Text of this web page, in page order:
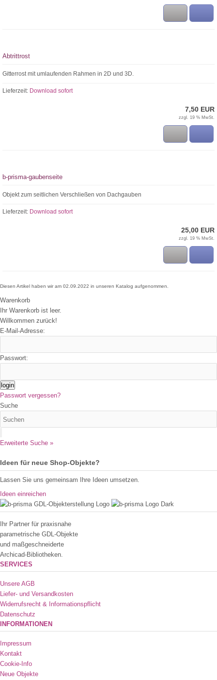
Abtrittrost
Gitterrost mit umlaufenden Rahmen in 2D und 3D.
Lieferzeit: Download sofort
7,50 EUR
zzgl. 19 % MwSt.
b-prisma-gaubenseite
Objekt zum seitlichen Verschließen von Dachgauben
Lieferzeit: Download sofort
25,00 EUR
zzgl. 19 % MwSt.
Diesen Artikel haben wir am 02.09.2022 in unseren Katalog aufgenommen.
Warenkorb
Ihr Warenkorb ist leer.
Willkommen zurück!
E-Mail-Adresse:
Passwort:
login
Passwort vergessen?
Suche
Erweiterte Suche »
Ideen für neue Shop-Objekte?
Lassen Sie uns gemeinsam Ihre Ideen umsetzen.
Ideen einreichen
Ihr Partner für praxisnahe
parametrische GDL-Objekte
und maßgeschneiderte
Archicad-Bibliotheken.
SERVICES
Unsere AGB
Liefer- und Versandkosten
Widerrufsrecht & Informationspflicht
Datenschutz
INFORMATIONEN
Impressum
Kontakt
Cookie-Info
Neue Objekte